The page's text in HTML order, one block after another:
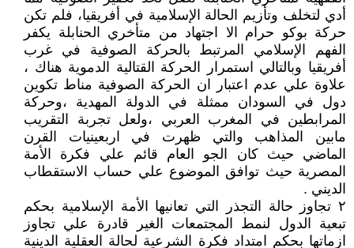
أدي لتخلف وتأزيم الحالة الإسلامية في أفريقيا، فلم تكن
حركة بوكو حرام الا اجتهاد من متأخري الحنابلة يكفر
الفهم الإسلامي المرتبط بالحركة الصوفية في غرب
أفريقيا وبالتالي استمرار الحركة القتالية الدموية هناك ،
علاوة علي عدم اعتبار ان الحركة الصوفية مناط تكوين
دول في السودان ممثلة في الدولة المهدية ،وحركة
المرابطين في المغرب العربي ،ولعل تجربة التقريب
مابين المذاهب والتي ظهرت في اربعينيات القرن
الماضي حيث كان الجو العام قائم علي فكرة الأمة
المصرية حيث توافق الموضوع علي حساب الاستقطاب
الديني .
٢ تجاوز حالة التجذر التي تعانيها الأمة الإسلامية بحكم
تبعية الدول لنمط المجتمعات الغير قادرة علي تجاوز
ازماتها بحكم امتداد فكرة الشرعية لحالة العقلية الدينية